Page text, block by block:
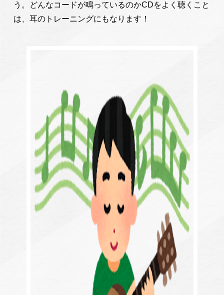
う。どんなコードが鳴っているのかCDをよく聴くこと
は、耳のトレーニングにもなります！